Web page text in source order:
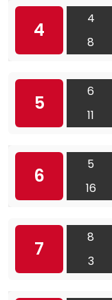
4
4
8
5
6
11
6
5
16
7
8
3